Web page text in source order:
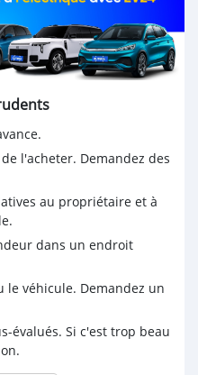
l'acheter. Demandez des
au propriétaire et à
dans un endroit
le véhicule. Demandez un
évalués. Si c'est trop beau